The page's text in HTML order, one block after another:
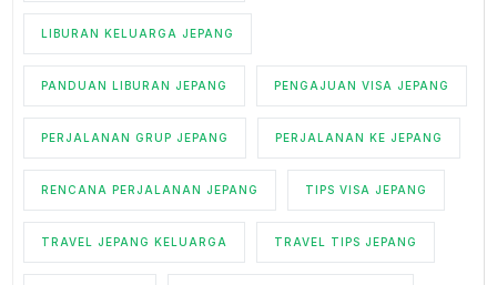
LIBURAN KELUARGA JEPANG
PANDUAN LIBURAN JEPANG PENGAJUAN VISA JEPANG
PERJALANAN GRUP JEPANG PERJALANAN KE JEPANG
RENCANA PERJALANAN JEPANG TIPS VISA JEPANG
TRAVEL JEPANG KELUARGA TRAVEL TIPS JEPANG